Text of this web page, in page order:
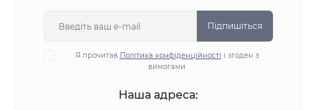
Підпишіться
Я прочитав Політика конфіденційності і згоден з
вимогами
Наша адреса: